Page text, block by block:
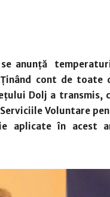
anunţă
cont de toate
Dolj a transmis,
Voluntare
aplicate în acest